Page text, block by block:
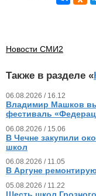
Новости СМИ2
Также в разделе «
06.08.2026 / 16.12
Владимир Машков
фестиваль
06.08.2026 / 15.06
В Чечне закупили
школ
06.08.2026 / 11.05
В Аргуне
05.08.2026 / 11.22
Шесть школ